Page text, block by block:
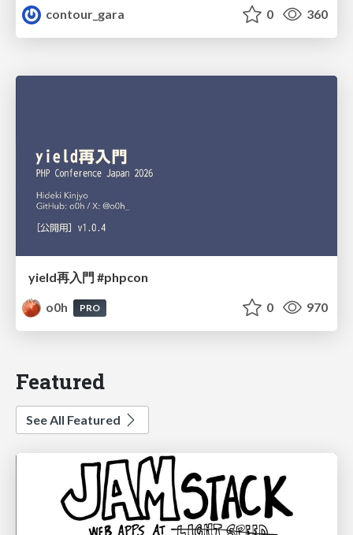
contour_gara
0 360
yield再入門 #phpcon
o0h
PRO 0 970
Featured
See All Featured